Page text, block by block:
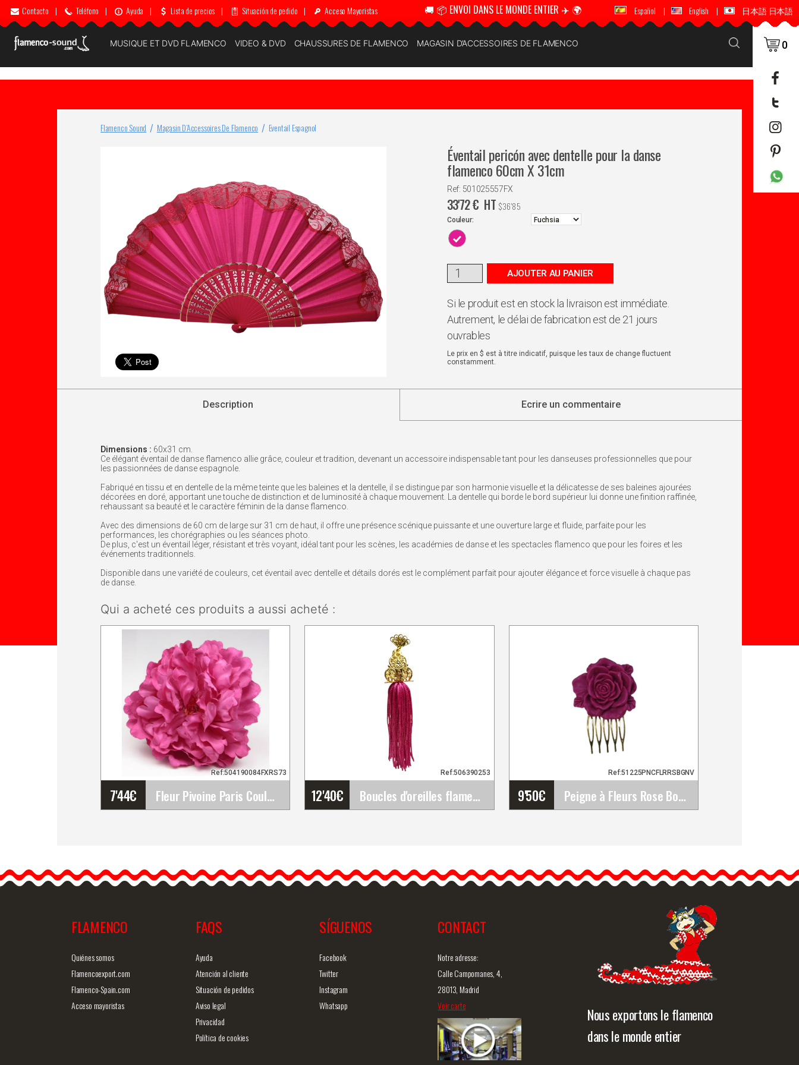
Contacto | Teléfono | Ayuda | Lista de precios | Situación de pedido | Acceso Mayoristas 🚚 📦 ENVOI DANS LE MONDE ENTIER ✈️ 🌍 🚚 📦 ENVOI DANS LE MONDE ENTIER ✈️ 🌍
Español | English | 日本語 日本語
MUSIQUE ET DVD FLAMENCO VIDEO & DVD CHAUSSURES DE FLAMENCO MAGASIN D’ACCESSOIRES DE FLAMENCO 0
Flamenco Sound Magasin D’Accessoires De Flamenco Eventail Espagnol
Éventail pericón avec dentelle pour la danse
flamenco 60cm X 31cm
Ref: 501025557FX
33'72€ HT $36'85
Couleur:
AJOUTER AU PANIER
Si le produit est en stock la livraison est immédiate.
Autrement, le délai de fabrication est de 21 jours
ouvrables
Le prix en $ est à titre indicatif, puisque les taux de change fluctuent
constamment.
Description Ecrire un commentaire
Dimensions : 60x31 cm.
Ce élégant éventail de danse flamenco allie grâce, couleur et tradition, devenant un accessoire indispensable tant pour les danseuses professionnelles que pour
les passionnées de danse espagnole.
Fabriqué en tissu et en dentelle de la même teinte que les baleines et la dentelle, il se distingue par son harmonie visuelle et la délicatesse de ses baleines ajourées
décorées en doré, apportant une touche de distinction et de luminosité à chaque mouvement. La dentelle qui borde le bord supérieur lui donne une finition raffinée,
rehaussant sa beauté et le caractère féminin de la danse flamenco.
Avec des dimensions de 60 cm de large sur 31 cm de haut, il offre une présence scénique puissante et une ouverture large et fluide, parfaite pour les
performances, les chorégraphies ou les séances photo.
De plus, c'est un éventail léger, résistant et très voyant, idéal tant pour les scènes, les académies de danse et les spectacles flamenco que pour les foires et les
événements traditionnels.
Disponible dans une variété de couleurs, cet éventail avec dentelle et détails dorés est le complément parfait pour ajouter élégance et force visuelle à chaque pas
de danse.
Qui a acheté ces produits a aussi acheté :
7'44€ Fleur Pivoine Paris Couleur Fuchsia RS73. 16cm
Ref:504190084FXRS73
Les Pivoines en tissu sont
mignonnes et élégantes
12'40€ Boucles d'oreilles flamenco en filigrane doré avec&hellip;
Ref:506390253
avec des franges fuchsia.
Accessoire andalou
9'50€ Peigne à Fleurs Rose Bougainvillée pour Flamenca
Ref:51225PNCFLRRSBGNV
Flamenca
Ce peigne flamenco en
Vue rapide
FLAMENCO
Quiénes somos
Flamencoexport.com
Flamenco-Spain.com
Acceso mayoristas
FAQS
Ayuda
Atención al cliente
Situación de pedidos
Aviso legal
Privacidad
Política de cookies
SÍGUENOS
Facebook
Twitter
Instagram
Whatsapp
CONTACT
Notre adresse:
Calle Campomanes, 4,
28013, Madrid
Voir carte
Nous exportons le flamenco
dans le monde entier